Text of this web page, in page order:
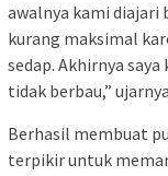
awalnya kami diajari
kurang maksimal
sedap. Akhirnya
tidak berbau,”
Berhasil membuat
terpikir untuk